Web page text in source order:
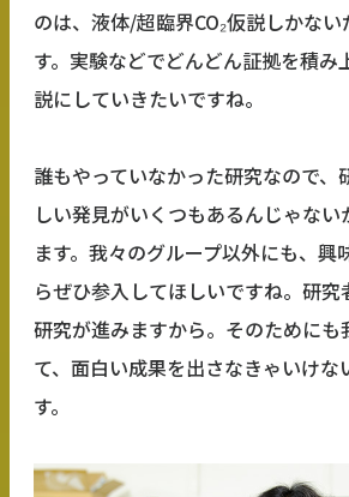
のは、液体/超臨界CO₂仮説しかな
す。実験などでどんどん証拠を積み
説にしていきたいですね。
誰もやっていなかった研究なので、
しい発見がいくつもあるんじゃな
ます。我々のグループ以外にも、興
らぜひ参入してほしいですね。研
研究が進みますから。そのためにも
て、面白い成果を出さなきゃいけな
す。